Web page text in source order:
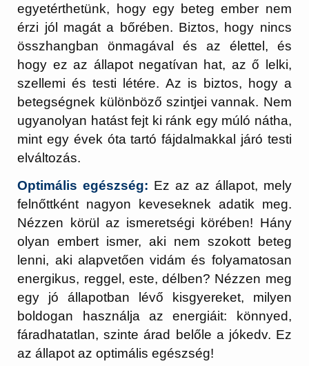
egyetérthetünk, hogy egy beteg ember nem
érzi jól magát a bőrében. Biztos, hogy nincs
összhangban önmagával és az élettel, és
hogy ez az állapot negatívan hat, az ő lelki,
szellemi és testi létére. Az is biztos, hogy a
betegségnek különböző szintjei vannak. Nem
ugyanolyan hatást fejt ki ránk egy múló nátha,
mint egy évek óta tartó fájdalmakkal járó testi
elváltozás.
Optimális egészség: Ez az az állapot, mely
felnőttként nagyon keveseknek adatik meg.
Nézzen körül az ismeretségi körében! Hány
olyan embert ismer, aki nem szokott beteg
lenni, aki alapvetően vidám és folyamatosan
energikus, reggel, este, délben? Nézzen meg
egy jó állapotban lévő kisgyereket, milyen
boldogan használja az energiáit: könnyed,
fáradhatatlan, szinte árad belőle a jókedv. Ez
az állapot az optimális egészség!